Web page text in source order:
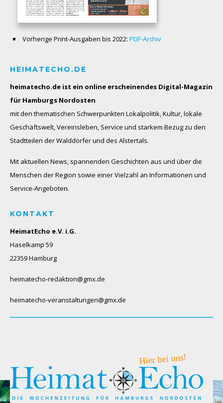
Vorherige Print-Ausgaben bis 2022: PDF-Archiv
HEIMATECHO.DE
heimatecho.de ist ein online erscheinendes Digital-Magazin
für Hamburgs Nordosten
mit den thematischen Schwerpunkten Lokalpolitik, Kultur, lokale
Geschäftswelt, Vereinsleben, Service und starkem Bezug zu den
Stadtteilen der Walddörfer und des Alstertals.
Mit aktuellen News, spannenden Geschichten aus und über die
Menschen der Region sowie einer Vielzahl an Informationen und
Service-Angeboten.
KONTAKT
HeimatEcho e.V. i.G.
Haselkamp 59
22359 Hamburg
heimatecho-redaktion@gmx.de
heimatecho-veranstaltungen@gmx.de